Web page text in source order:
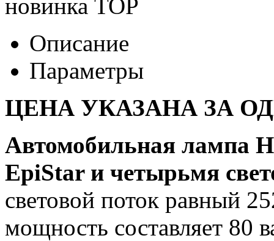
новинка TOP
Описание
Параметры
ЦЕНА УКАЗАНА ЗА
Автомобильная лампа
EpiStar и четырьмя
световой поток равный
мощность составляет 80